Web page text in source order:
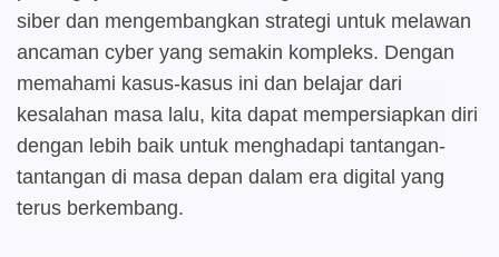
siber dan mengembangkan strategi untuk melawan
ancaman cyber yang semakin kompleks. Dengan
memahami kasus-kasus ini dan belajar dari
kesalahan masa lalu, kita dapat mempersiapkan diri
dengan lebih baik untuk menghadapi tantangan-
tantangan di masa depan dalam era digital yang
terus berkembang.